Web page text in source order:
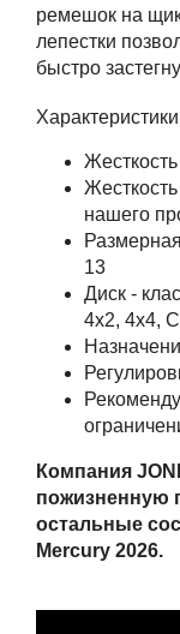
ремешок на
лепестки
быстро
Жесткость
нашего
13
Диск -
4x2, 4x4,
Компания
пожизненную
остальные
Mercury 2026.